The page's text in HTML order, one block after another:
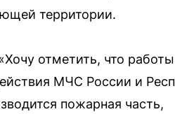
территории.
отметить, что работы
МЧС России и
пожарная часть,